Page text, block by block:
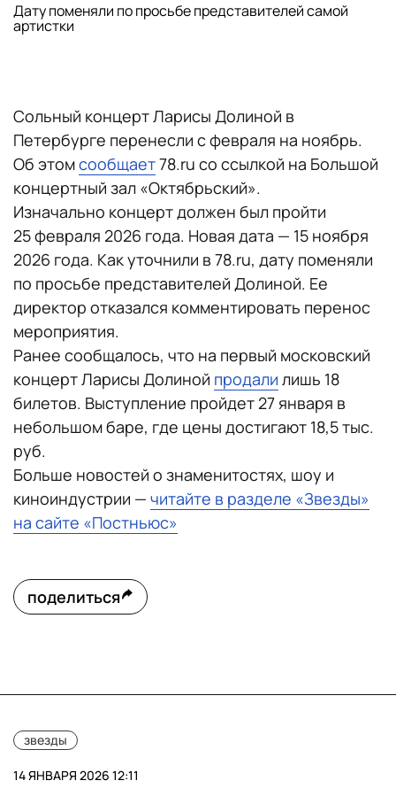
Дату поменяли по просьбе представителей самой
артистки
Сольный концерт Ларисы Долиной в
Петербурге перенесли с февраля на ноябрь.
Об этомсообщает78.ru со ссылкой на Большой
концертный зал «Октябрьский».
Изначально концерт должен был пройти
25 февраля 2026 года. Новая дата — 15 ноября
2026 года. Как уточнили в 78.ru, дату поменяли
по просьбе представителей Долиной. Ее
директор отказался комментировать перенос
мероприятия.
Ранее сообщалось, что на первый московский
концерт Ларисы Долиной продали лишь 18
билетов. Выступление пройдет 27 января в
небольшом баре, где цены достигают 18,5 тыс.
руб.
Больше новостей о знаменитостях, шоу и
киноиндустрии — читайте в разделе «Звезды»
на сайте «Постньюс»
поделиться
звезды
14 ЯНВАРЯ 2026 12:11